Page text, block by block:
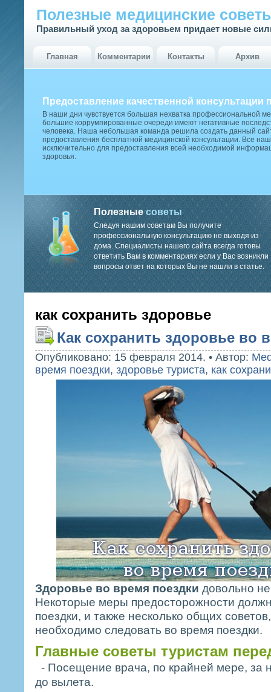
Полезные медицинские
Правильный уход за здоровьем придает новые
Главная Комментарии Контакты Архив
Предоставление качественной консультации
В наши дни чувствуется большая нехватка профессиональной
большие коррумпированные очереди имеют негативные
человека. Наша небольшая команда решила создать данный
предоставления бесплатной медицинской консультации. Все
исключительно для предоставления всей необходимой
здоровья.
Полезныесоветы
Следуя нашим советам Вы получите
профессиональную консультацию не выходя из
дома. Специалисты нашего сайта всегда готовы
ответить Вам в комментариях если у Вас возникли
вопросы ответ на которых Вы не нашли в статье.
как сохранить здоровье
Как сохранить здоровье во
Опубликовано: 15 февраля 2014. • Автор:
время поездки, здоровье туриста, как
Здоровье во время поездки довольно
Некоторые меры предосторожности
поездки, и также несколько общих
необходимо следовать во время поездки.
Главные советы туристам
- Посещение врача, по крайней мере, за
до вылета.